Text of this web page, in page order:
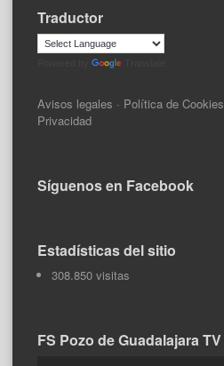
Traductor
Avisos legales · Política de Cookies
Privacidad
Síguenos en Facebook
Estadísticas del sitio
308.850 visitas
FS Pozo de Guadalajara TV